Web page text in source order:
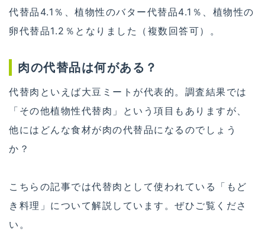
代替品4.1％、植物性のバター代替品4.1％、植物性の
卵代替品1.2％となりました（複数回答可）。
肉の代替品は何がある？
代替肉といえば大豆ミートが代表的。調査結果では
「その他植物性代替肉」という項目もありますが、
他にはどんな食材が肉の代替品になるのでしょう
か？
こちらの記事では代替肉として使われている「もど
き料理」について解説しています。ぜひご覧くださ
い。